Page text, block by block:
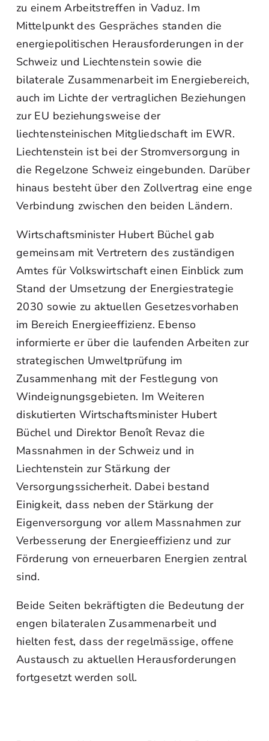
zu einem Arbeitstreffen in Vaduz. Im
Mittelpunkt des Gespräches standen die
energiepolitischen Herausforderungen in der
Schweiz und Liechtenstein sowie die
bilaterale Zusammenarbeit im Energiebereich,
auch im Lichte der vertraglichen Beziehungen
zur EU beziehungsweise der
liechtensteinischen Mitgliedschaft im EWR.
Liechtenstein ist bei der Stromversorgung in
die Regelzone Schweiz eingebunden. Darüber
hinaus besteht über den Zollvertrag eine enge
Verbindung zwischen den beiden Ländern.
Wirtschaftsminister Hubert Büchel gab
gemeinsam mit Vertretern des zuständigen
Amtes für Volkswirtschaft einen Einblick zum
Stand der Umsetzung der Energiestrategie
2030 sowie zu aktuellen Gesetzesvorhaben
im Bereich Energieeffizienz. Ebenso
informierte er über die laufenden Arbeiten zur
strategischen Umweltprüfung im
Zusammenhang mit der Festlegung von
Windeignungsgebieten. Im Weiteren
diskutierten Wirtschaftsminister Hubert
Büchel und Direktor Benoît Revaz die
Massnahmen in der Schweiz und in
Liechtenstein zur Stärkung der
Versorgungssicherheit. Dabei bestand
Einigkeit, dass neben der Stärkung der
Eigenversorgung vor allem Massnahmen zur
Verbesserung der Energieeffizienz und zur
Förderung von erneuerbaren Energien zentral
sind.
Beide Seiten bekräftigten die Bedeutung der
engen bilateralen Zusammenarbeit und
hielten fest, dass der regelmässige, offene
Austausch zu aktuellen Herausforderungen
fortgesetzt werden soll.